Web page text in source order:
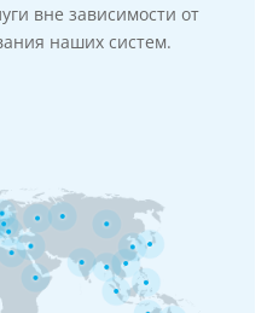
вне зависимости от
наших систем.